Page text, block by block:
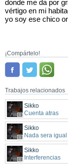
donde me da por
vértigo en mi
yo soy ese chico
¡Compártelo!
Trabajos relacionados
Sikko
Cuenta atras
Sikko
Nada sera
Sikko
Interferencias